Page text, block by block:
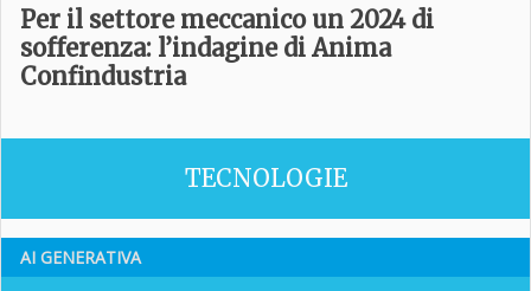
Per il settore meccanico un 2024 di
sofferenza: l’indagine di Anima
Confindustria
TECNOLOGIE
AI GENERATIVA